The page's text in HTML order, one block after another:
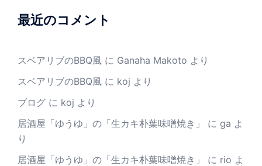
最近のコメント
スベアリブのBBQ風 に Ganaha Makoto より
スベアリブのBBQ風 に koj より
ブログ に koj より
居酒屋「ゆうゆ」の「生カキ朴葉味噌焼き」
に ga よ
り
居酒屋「ゆうゆ」の「生カキ朴葉味噌焼き」
に rio よ